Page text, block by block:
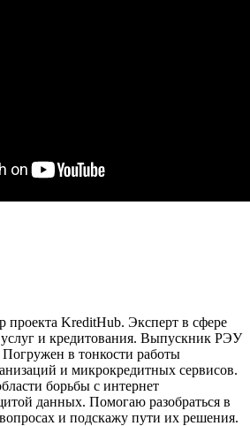
проекта KreditHub. Эксперт в сфере
и кредитования. Выпускник РЭУ
в тонкости работы
и микрокредитных сервисов.
борьбы с интернет
данных. Помогаю разобраться в
и подскажу пути их решения.